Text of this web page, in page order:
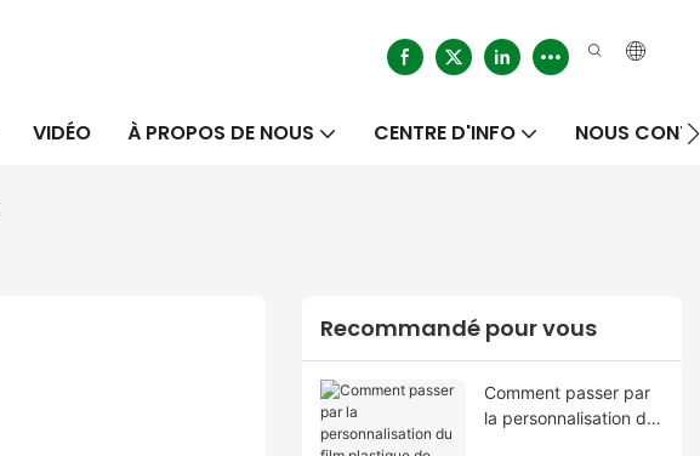
VIDÉO À PROPOS DE NOUS CENTRE D'INFO NOUS
Recommandé pour vous
Comment passer par
la personnalisation du